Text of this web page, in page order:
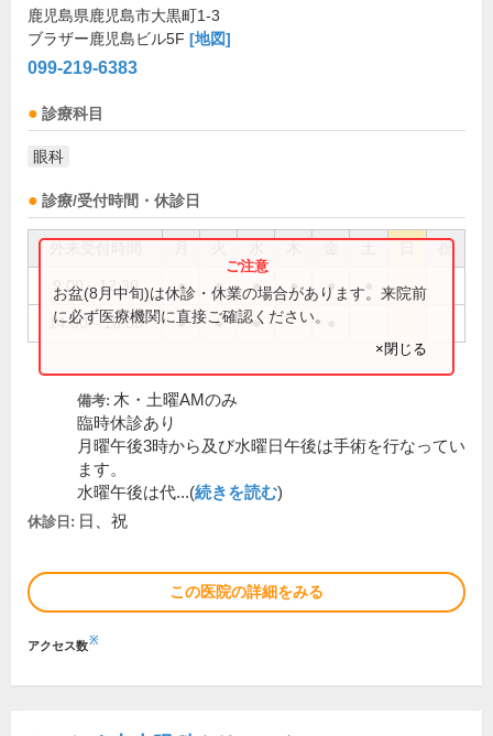
鹿児島県鹿児島市大黒町1-3
ブラザー鹿児島ビル5F [地図]
099-219-6383
診療科目
眼科
診療/受付時間・休診日
祝
9:00～12:30 ● ● ● ● ●
14:00～18:00 ● ● ●
お盆(8月中旬)は休診・休業の場合があります。来院前
に必ず医療機関に直接ご確認ください。
×閉じる
備考: 木・土曜AMのみ
臨時休診あり
月曜午後3時から及び水曜日午後は手術を行なってい
ます。
水曜午後は代...(続きを読む)
休診日: 日、祝
この医院の詳細をみる
アクセス数※